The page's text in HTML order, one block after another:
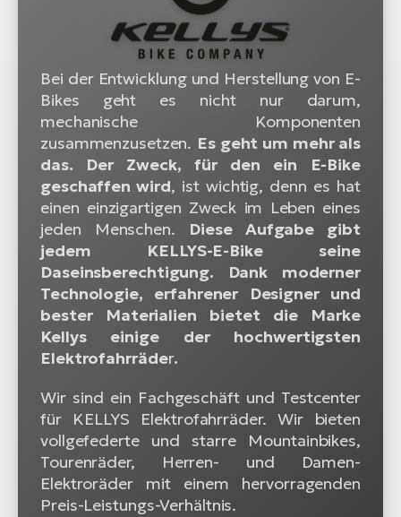
Bei der Entwicklung und Herstellung von E-
Bikes geht es nicht nur darum,
mechanische Komponenten
zusammenzusetzen. Es geht um mehr als
das. Der Zweck, für den ein E-Bike
geschaffen wird, ist wichtig, denn es hat
einen einzigartigen Zweck im Leben eines
jeden Menschen. Diese Aufgabe gibt
jedem KELLYS-E-Bike seine
Daseinsberechtigung. Dank moderner
Technologie, erfahrener Designer und
bester Materialien bietet die Marke
Kellys einige der hochwertigsten
Elektrofahrräder.
Wir sind ein Fachgeschäft und Testcenter
für KELLYS Elektrofahrräder. Wir bieten
vollgefederte und starre Mountainbikes,
Tourenräder, Herren- und Damen-
Elektroräder mit einem hervorragenden
Preis-Leistungs-Verhältnis.